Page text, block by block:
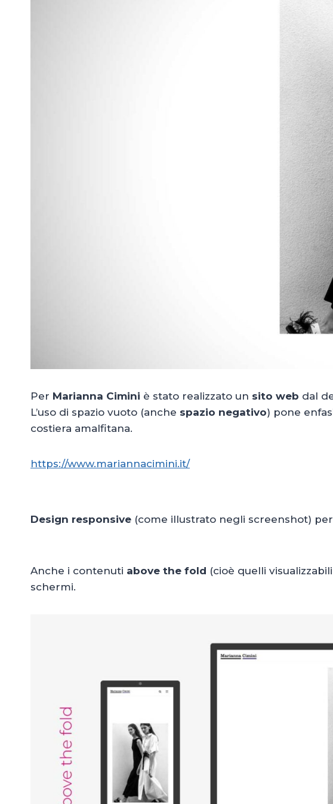
Per Marianna Cimini è stato realizzato un sito web dal
L’uso di spazio vuoto (anche spazio negativo) pone
costiera amalfitana.
https://www.mariannacimini.it/
Design responsive (come illustrato negli screenshot)
Anche i contenuti above the fold (cioè quelli
schermi.